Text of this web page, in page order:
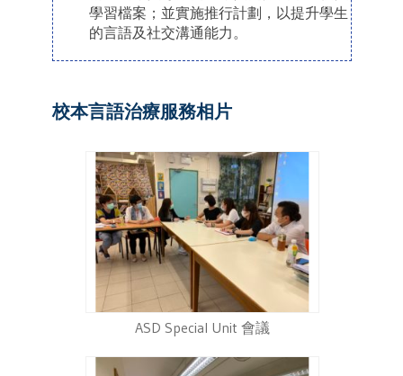
學習檔案；並實施推行計劃，以提升學生
的言語及社交溝通能力。
校本言語治療服務相片
ASD Special Unit 會議